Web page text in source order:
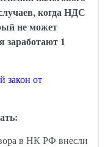
когда НДС
не может
заработают 1
закон от
в НК РФ внесли